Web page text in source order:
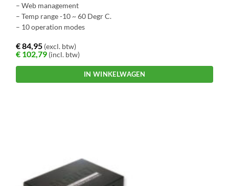
– Web management
– Temp range -10 ~ 60 Degr C.
– 10 operation modes
€84,95 (excl. btw)
€ 102,79 (incl. btw)
IN WINKELWAGEN